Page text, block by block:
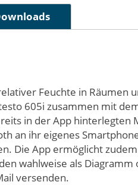
Feuchte in Räumen
605i zusammen mit
in der App
an ihr eigenes
Die App ermöglicht
wahlweise als
versenden.